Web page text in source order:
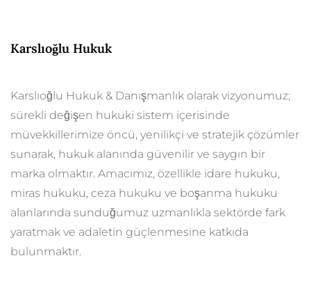
Karslıoğlu Hukuk
Karslıoğlu Hukuk & Danışmanlık olarak vizyonumuz;
sürekli değişen hukuki sistem içerisinde
müvekkillerimize öncü, yenilikçi ve stratejik çözümler
sunarak, hukuk alanında güvenilir ve saygın bir
marka olmaktır. Amacımız, özellikle idare hukuku,
miras hukuku, ceza hukuku ve boşanma hukuku
alanlarında sunduğumuz uzmanlıkla sektörde fark
yaratmak ve adaletin güçlenmesine katkıda
bulunmaktır.